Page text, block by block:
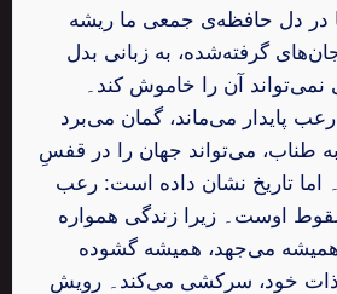
در دل حافظه‌ی جمعی ما ریشه
گرفته‌شده، به زبانی بدل
آن را خاموش کند۔
رعب پایدار می‌ماند، گمان می‌برد
به طناب، می‌تواند جهان را در قفسِ
تاریخ نشان داده است: رعب
اوست۔ زیرا زندگی همواره
همیشه می‌جهد، همیشه گشوده
خود، سرکشی می‌کند۔ رویش